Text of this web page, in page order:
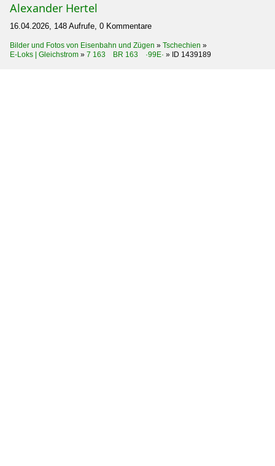
Alexander Hertel
16.04.2026, 148 Aufrufe, 0 Kommentare
Bilder und Fotos von Eisenbahn und Zügen » Tschechien »
E-Loks | Gleichstrom » 7 163 BR 163 ·99E· » ID 1439189